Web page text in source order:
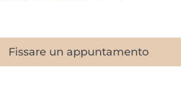
Fissare un appuntamento